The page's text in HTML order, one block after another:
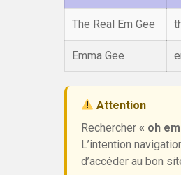
The Real Em Gee
Emma Gee
Attention
Rechercher « oh
L’intention
d’accéder au bon